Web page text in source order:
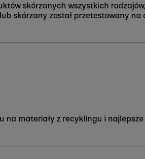
skórzanych wszystkich
skórzany został przetestowany na
materiały z recyklingu i